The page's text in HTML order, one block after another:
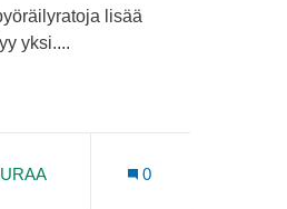
lisää
yksi....
Turku
0